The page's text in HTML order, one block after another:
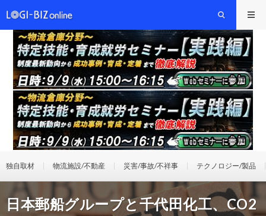
独自取材 物流施設/不動産 災害/事故/不祥事 テクノロジー/製品
日本郵船グループと千代田化工、CO2